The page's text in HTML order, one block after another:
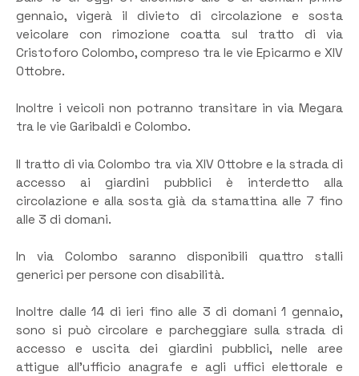
gennaio, vigerà il divieto di circolazione e sosta
veicolare con rimozione coatta sul tratto di via
Cristoforo Colombo, compreso tra le vie Epicarmo e XIV
Ottobre.
Inoltre i veicoli non potranno transitare in via Megara
tra le vie Garibaldi e Colombo.
Il tratto di via Colombo tra via XIV Ottobre e la strada di
accesso ai giardini pubblici è interdetto alla
circolazione e alla sosta già da stamattina alle 7 fino
alle 3 di domani.
In via Colombo saranno disponibili quattro stalli
generici per persone con disabilità.
Inoltre dalle 14 di ieri fino alle 3 di domani 1 gennaio,
sono si può circolare e parcheggiare sulla strada di
accesso e uscita dei giardini pubblici, nelle aree
attigue all’ufficio anagrafe e agli uffici elettorale e